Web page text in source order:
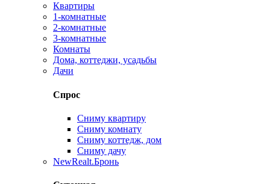
Квартиры
1-комнатные
2-комнатные
3-комнатные
Комнаты
Дома, коттеджи, усадьбы
Дачи
Спрос
Сниму квартиру
Сниму комнату
Сниму коттедж, дом
Сниму дачу
NewRealt.Бронь